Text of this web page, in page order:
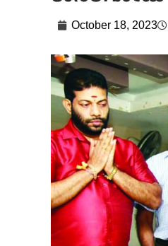
October 18, 2023